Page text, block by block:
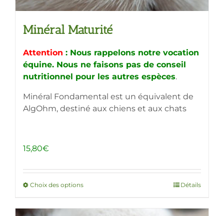
Minéral Maturité
Attention : Nous rappelons notre vocation
équine. Nous ne faisons pas de conseil
nutritionnel pour les autres espèces.
Minéral Fondamental est un équivalent de
AlgOhm, destiné aux chiens et aux chats
15,80€
Choix des optionsCe
a
Détails